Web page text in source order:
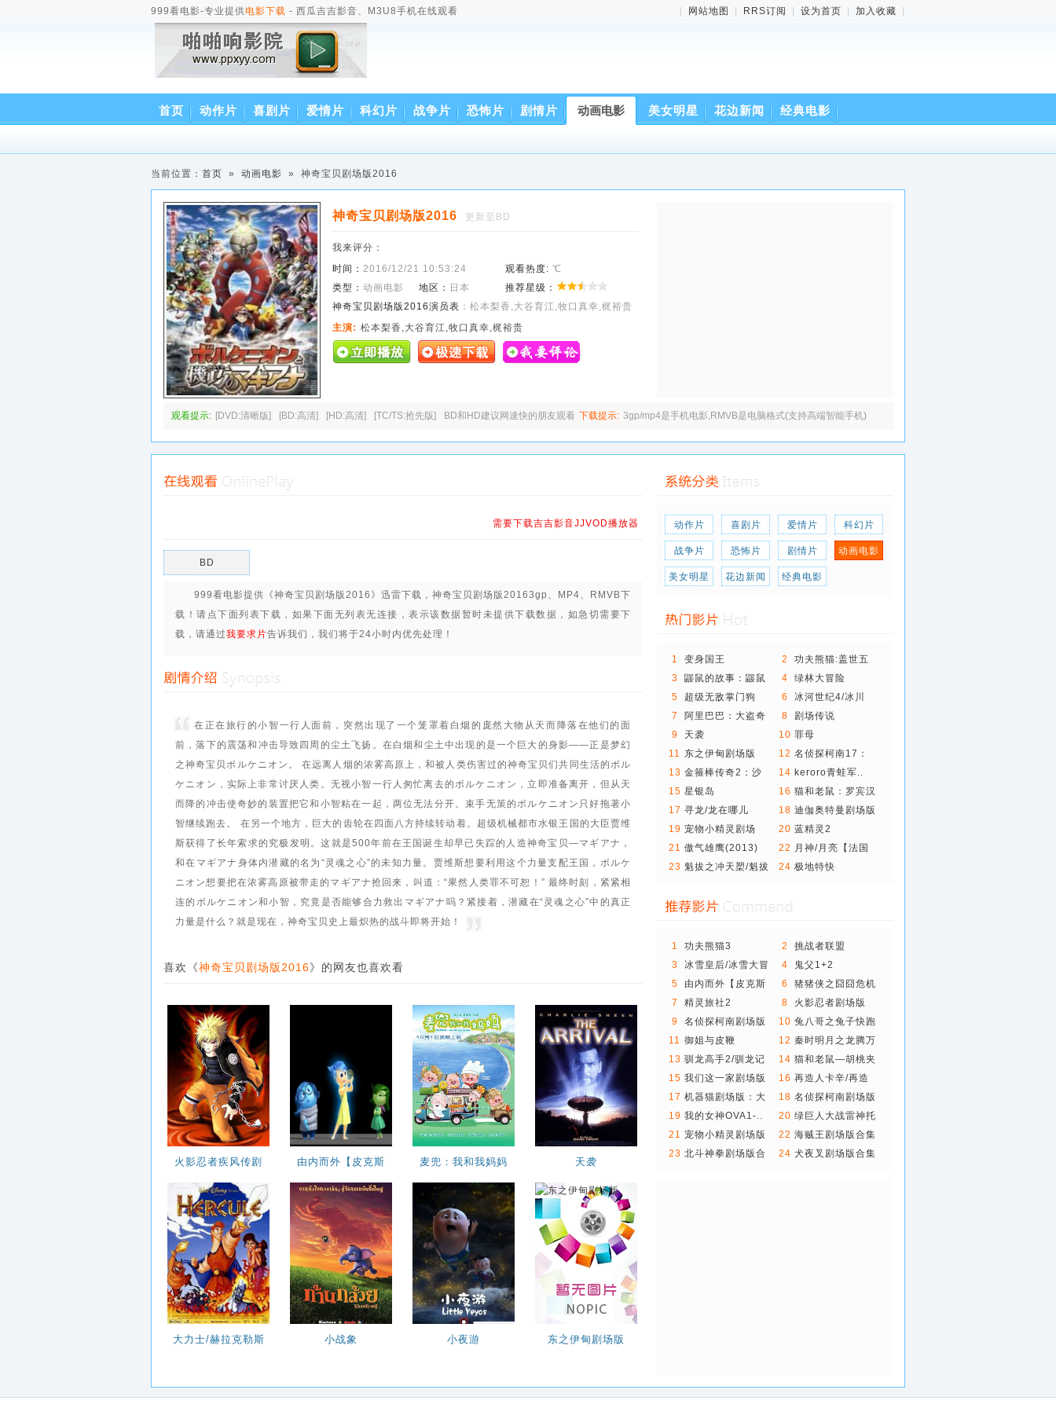
999看电影-专业提供电影下载 - 西瓜吉吉影音、M3U8手机在线观看 网站地图 RRS订阅 设为首页 加入收藏
首页 动作片 喜剧片 爱情片 科幻片 战争片 恐怖片 剧情片 动画电影 美女明星 花边新闻 经典电影
当前位置： 首页 » 动画电影 » 神奇宝贝剧场版2016
神奇宝贝剧场版2016 更新至BD
我来评分：
时间： 2016/12/21 10:53:24 观看热度: ℃
类型： 动画电影 地区： 日本
推荐星级：
神奇宝贝剧场版2016演员表 ：松本梨香,大谷育江,牧口真幸,梶裕贵
主演: 松本梨香,大谷育江,牧口真幸,梶裕贵
观看提示: [DVD:清晰版] [BD:高清] [HD:高清] [TC/TS:抢先版] BD和HD建议网速快的朋友观看 下载提示: 3gp/mp4是手机电影,RMVB是电脑格式(支持高端智能手机)
需要下载吉吉影音JJVOD播放器
BD
999看电影提供《神奇宝贝剧场版2016》迅雷下载， 神奇宝贝剧场版20163gp、MP4、RMVB下
载 ！请点下面列表下载，如果下面无列表无连接，表示该数据暂时未提供下载数据，如急切需要下
载，请通过我要求片告诉我们，我们将于24小时内优先处理！
在正在旅行的小智一行人面前，突然出现了一个笼罩着白烟的庞然大物从天而降落在他们的面
前，落下的震荡和冲击导致四周的尘土飞扬。在白烟和尘土中出现的是一个巨大的身影——正是梦幻
之神奇宝贝ボルケニオン。 在远离人烟的浓雾高原上，和被人类伤害过的神奇宝贝们共同生活的ボル
ケニオン，实际上非常讨厌人类。无视小智一行人匆忙离去的ボルケニオン，立即准备离开，但从天
而降的冲击使奇妙的装置把它和小智粘在一起，两位无法分开。束手无策的ボルケニオン只好拖著小
智继续跑去。 在另一个地方，巨大的齿轮在四面八方持续转动着。超级机械都市水银王国的大臣贾维
斯获得了长年索求的究极发明。这就是500年前在王国诞生却早已失踪的人造神奇宝贝—マギアナ，
和在マギアナ身体内潜藏的名为“灵魂之心”的未知力量。贾维斯想要利用这个力量支配王国，ボルケ
ニオン想要把在浓雾高原被带走的マギアナ抢回来，叫道：“果然人类罪不可恕！” 最终时刻，紧紧相
连的ボルケニオン和小智，究竟是否能够合力救出マギアナ吗？紧接着，潜藏在“灵魂之心”中的真正
力量是什么？就是现在，神奇宝贝史上最炽热的战斗即将开始！
喜欢《神奇宝贝剧场版2016》的网友也喜欢看
火影忍者疾风传剧
由内而外【皮克斯
麦兜：我和我妈妈 天袭
大力士/赫拉克勒斯 小战象 小夜游 东之伊甸剧场版
动作片 喜剧片 爱情片 科幻片
战争片 恐怖片 剧情片 动画电影
美女明星 花边新闻 经典电影
1 变身国王 2
功夫熊猫:盖世五
侠..
3
鼹鼠的故事：鼹鼠
和伞
4
绿林大冒险
5
超级无敌掌门狗 6
冰河世纪4/冰川
时..
7
阿里巴巴：大盗奇
兵
8
剧场传说
9
天袭 10 罪母
11 东之伊甸剧场版 12 名侦探柯南17：
远..
13 金箍棒传奇2：沙
僧..
14 keroro青蛙军..
15 星银岛 16 猫和老鼠：罗宾汉
和..
17 寻龙/龙在哪儿 18 迪伽奥特曼剧场版
(..
19 宠物小精灵剧场
版：..
20 蓝精灵2
21 傲气雄鹰(2013) 22 月神/月亮【法国
奇..
23 魁拔之冲天槊/魁拔
24 极地特快
1 功夫熊猫3 2
挑战者联盟
3
冰雪皇后/冰雪大冒
险
4
鬼父1+2
5
由内而外【皮克斯
动..
6
猪猪侠之囧囧危机
7
精灵旅社2 8
火影忍者剧场版
10..
9
名侦探柯南剧场版
1..
10 兔八哥之兔子快跑
11 御姐与皮鞭 12 秦时明月之龙腾万
里..
13 驯龙高手2/驯龙记
2
14 猫和老鼠—胡桃夹
子..
15 我们这一家剧场版 16 再造人卡辛/再造
人..
17 机器猫剧场版：大
雄..
18 名侦探柯南剧场版
合集
19 我的女神OVA1-.. 20 绿巨人大战雷神托
尔
21 宠物小精灵剧场版
合集
22 海贼王剧场版合集
23 北斗神拳剧场版合
24 犬夜叉剧场版合集